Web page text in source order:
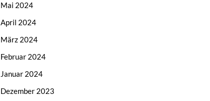
Mai 2024
April 2024
März 2024
Februar 2024
Januar 2024
Dezember 2023